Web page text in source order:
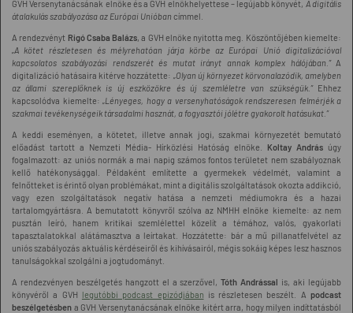
GVH Versenytanácsának elnöke és a GVH elnökhelyettese – legújabb könyvét, A digitális
átalakulás szabályozása az Európai Unióban címmel.
A rendezvényt Rigó Csaba Balázs, a GVH elnöke nyitotta meg. Köszöntőjében kiemelte:
„A kötet részletesen és mélyrehatóan járja körbe az Európai Unió digitalizációval
kapcsolatos szabályozási rendszerét és mutat irányt annak komplex hálójában.” A
digitalizáció hatásaira kitérve hozzátette: „Olyan új környezet körvonalazódik, amelyben
az állami szereplőknek is új eszközökre és új szemléletre van szükségük.” Ehhez
kapcsolódva kiemelte: „Lényeges, hogy a versenyhatóságok rendszeresen felmérjék a
szakmai tevékenységeik társadalmi hasznát, a fogyasztói jólétre gyakorolt hatásukat.”
A keddi eseményen, a kötetet, illetve annak jogi, szakmai környezetét bemutató
előadást tartott a Nemzeti Média- Hírközlési Hatóság elnöke. Koltay András úgy
fogalmazott: az uniós normák a mai napig számos fontos területet nem szabályoznak
kellő hatékonysággal. Példaként említette a gyermekek védelmét, valamint a
felnőtteket is érintő olyan problémákat, mint a digitális szolgáltatások okozta addikció,
vagy ezen szolgáltatások negatív hatása a nemzeti médiumokra és a hazai
tartalomgyártásra. A bemutatott könyvről szólva az NMHH elnöke kiemelte: az nem
pusztán leíró, hanem kritikai szemlélettel közelít a témához, valós, gyakorlati
tapasztalatokkal alátámasztva a leírtakat. Hozzátette: bár a mű pillanatfelvétel az
uniós szabályozás aktuális kérdéseiről és kihívásairól, mégis sokáig képes lesz hasznos
tanulságokkal szolgálni a jogtudományt.
A rendezvényen beszélgetés hangzott el a szerzővel,Tóth Andrással is, aki legújabb
könyvéről a GVH legutóbbi podcast epizódjában is részletesen beszélt. Apodcast
beszélgetésben a GVH Versenytanácsának elnöke kitért arra, hogy milyen indíttatásból